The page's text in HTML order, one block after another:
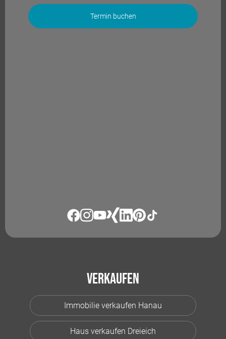
Termin buchen
Verkaufen
Immobilie verkaufen Hanau
Haus verkaufen Dreieich